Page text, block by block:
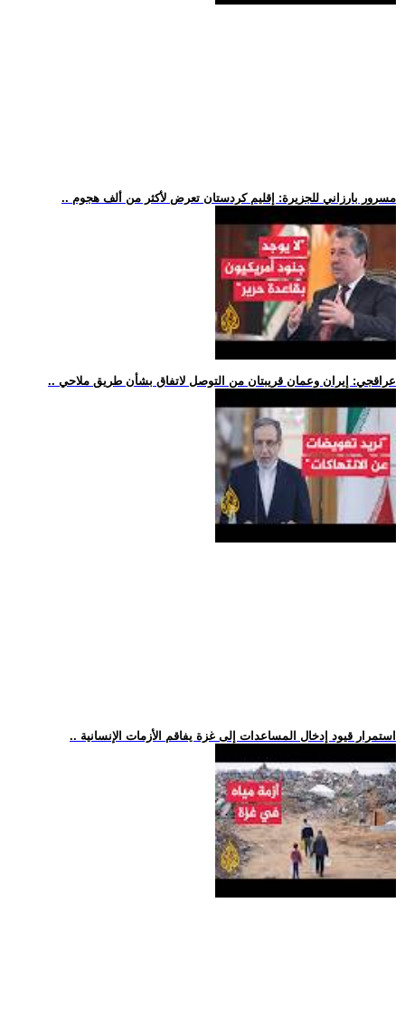
.. مسرور بارزاني للجزيرة: إقليم كردستان تعرض لأكثر من ألف هجوم
.. عراقجي: إيران وعمان قريبتان من التوصل لاتفاق بشأن طريق ملاحي
.. استمرار قيود إدخال المساعدات إلى غزة يفاقم الأزمات الإنسانية